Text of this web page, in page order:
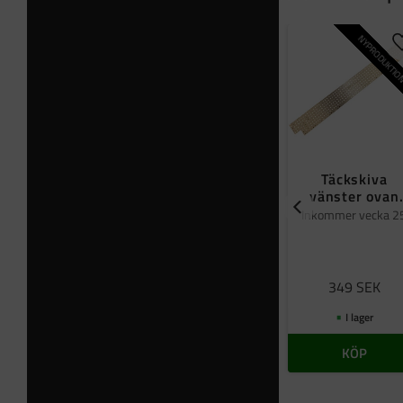
Täckskiva
vänster ovan
framruta
Inkommer vecka
349 SEK
I lager
KÖP